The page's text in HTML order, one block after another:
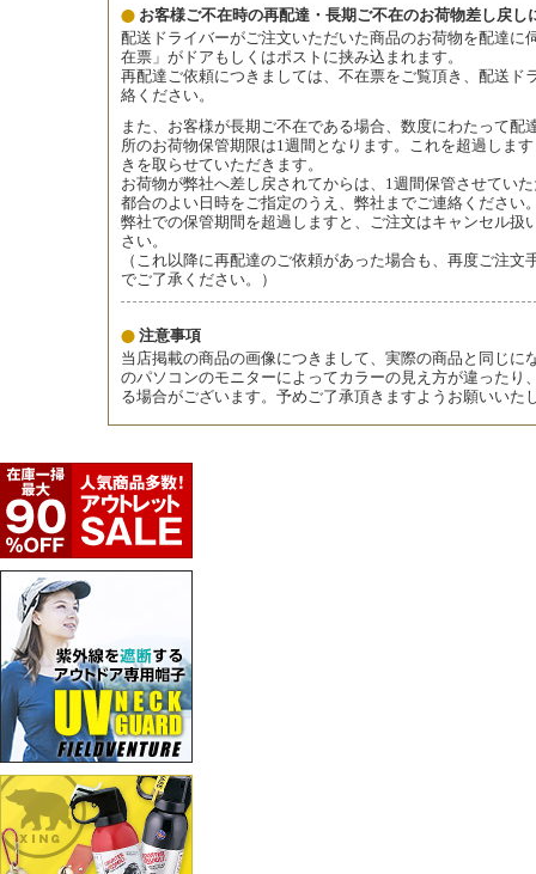
お客様ご不在時の再配達・長期ご不在のお荷物差し戻し
配送ドライバーがご注文いただいた商品のお荷物を配達に
在票」がドアもしくはポストに挟み込まれます。
再配達ご依頼につきましては、不在票をご覧頂き、配送ド
絡ください。
また、お客様が長期ご不在である場合、数度にわたって
所のお荷物保管期限は1週間となります。これを超過しま
きを取らせていただきます。
お荷物が弊社へ差し戻されてからは、1週間保管させてい
都合のよい日時をご指定のうえ、弊社までご連絡ください
弊社での保管期間を超過しますと、ご注文はキャンセル扱
さい。
（これ以降に再配達のご依頼があった場合も、再度ご注
でご了承ください。）
注意事項
当店掲載の商品の画像につきまして、実際の商品と同じに
のパソコンのモニターによってカラーの見え方が違ったり
る場合がございます。予めご了承頂きますようお願いいた